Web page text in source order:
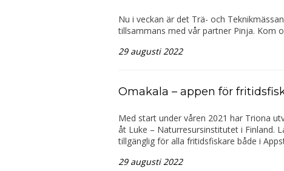
Nu i veckan är det Trä- och
tillsammans med vår partner Pinja. Kom
29 augusti 2022
Omakala – appen för
Med start under våren 2021 har Triona
åt Luke – Naturresursinstitutet i Finland.
tillgänglig för alla fritidsfiskare både i
29 augusti 2022